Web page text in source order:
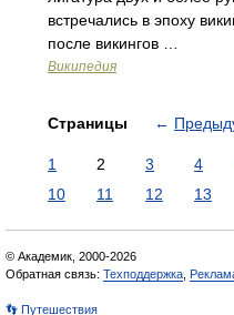
встречались в эпоху
после викингов …
Википедия
Страницы ←
1 2 3 4
10
11 12 13
© Академик, 2000-2026
Обратная связь: Техподдержка
👣 Путешествия